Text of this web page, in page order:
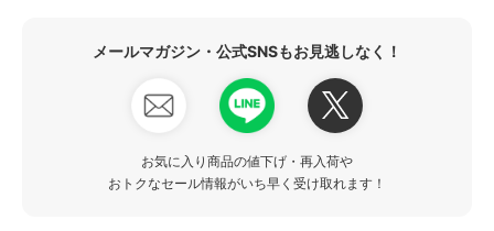
メールマガジン・公式SNSもお見逃しなく！
お気に入り商品の値下げ・再入荷や
おトクなセール情報がいち早く受け取れます！